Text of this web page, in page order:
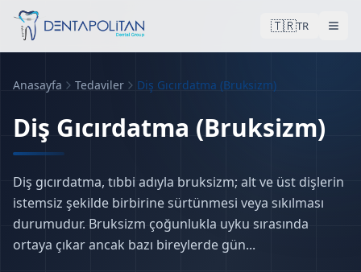
🇹🇷TR
Anasayfa Tedaviler Diş Gıcırdatma (Bruksizm)
Diş Gıcırdatma (Bruksizm)
Diş gıcırdatma, tıbbi adıyla bruksizm; alt ve üst dişlerin
istemsiz şekilde birbirine sürtünmesi veya sıkılması
durumudur. Bruksizm çoğunlukla uyku sırasında
ortaya çıkar ancak bazı bireylerde gün...